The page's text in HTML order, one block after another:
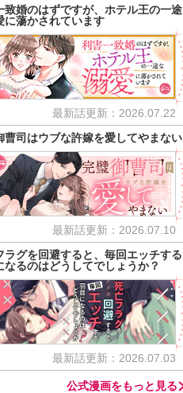
致婚のはずですが、ホテル王の一途
に蕩かされています
最新話更新：2026.07.22
曹司はウブな許嫁を愛してやまない
最新話更新：2026.07.10
ラグを回避すると、毎回エッチする
なるのはどうしてでしょうか？
最新話更新：2026.07.03
公式漫画をもっと見る